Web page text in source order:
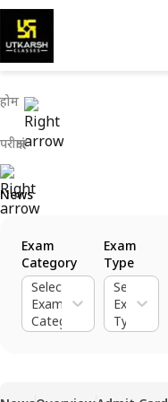
होम
परीक्षाएं
News
Exam
Category
Select
Exam
Category
Exam
Type
Select
Exam
Type